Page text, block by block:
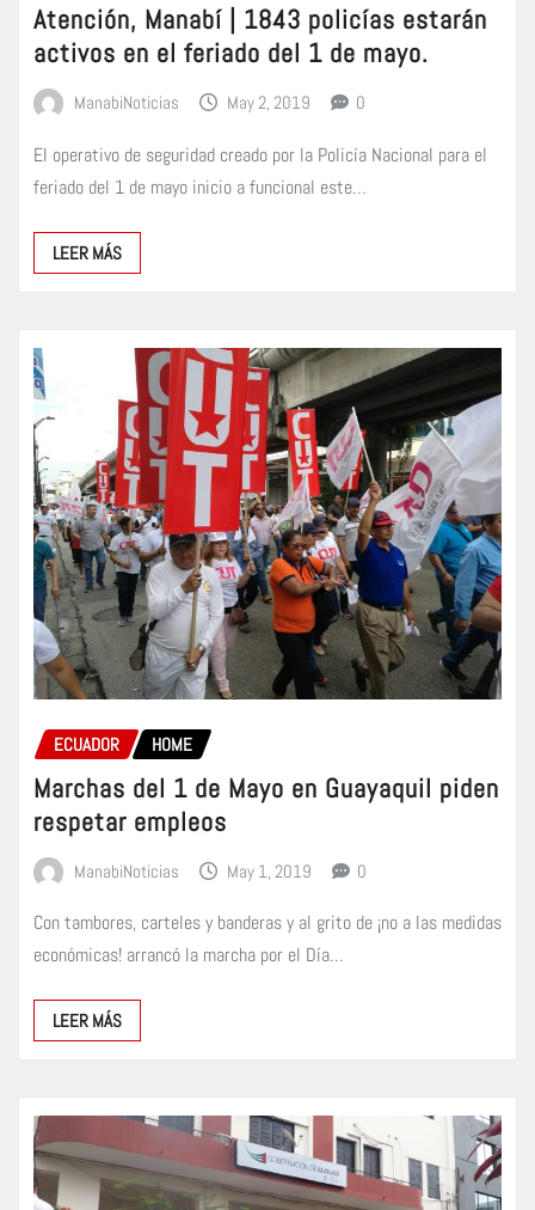
Atención, Manabí | 1843 policías estarán
activos en el feriado del 1 de mayo.
ManabiNoticias May 2, 2019 0
El operativo de seguridad creado por la Policía Nacional para el
feriado del 1 de mayo inicio a funcional este…
LEER MÁS
ECUADOR HOME
Marchas del 1 de Mayo en Guayaquil piden
respetar empleos
ManabiNoticias May 1, 2019 0
Con tambores, carteles y banderas y al grito de ¡no a las medidas
económicas! arrancó la marcha por el Día…
LEER MÁS